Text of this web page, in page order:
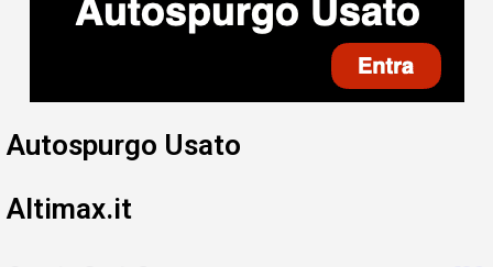
Autospurgo Usato
Altimax.it